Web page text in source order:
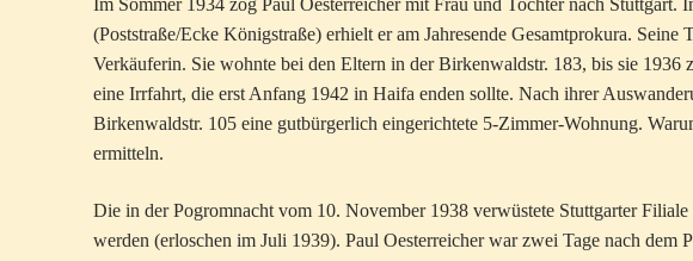
Im Sommer 1934 zog Paul Oesterreicher mit Frau und Tochter nach
(Poststraße/Ecke Königstraße) erhielt er am Jahresende Gesamtprokura. Seine
Verkäuferin. Sie wohnte bei den Eltern in der Birkenwaldstr. 183, bis sie 1936
eine Irrfahrt, die erst Anfang 1942 in Haifa enden sollte. Nach ihrer
Birkenwaldstr. 105 eine gutbürgerlich eingerichtete 5-Zimmer-Wohnung.
ermitteln.
Die in der Pogromnacht vom 10. November 1938 verwüstete Stuttgarter
werden (erloschen im Juli 1939). Paul Oesterreicher war zwei Tage nach dem